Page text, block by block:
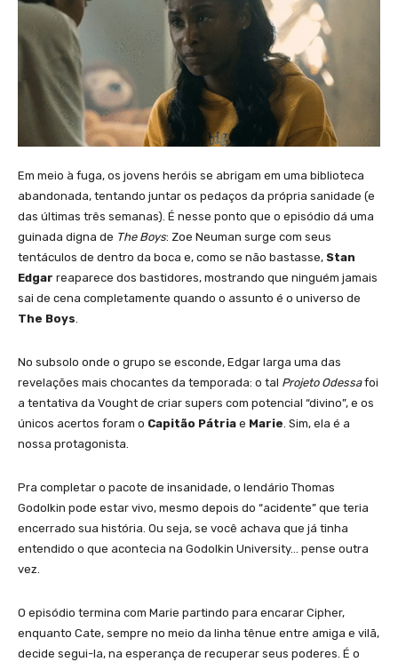
Em meio à fuga, os jovens heróis se abrigam em uma biblioteca
abandonada, tentando juntar os pedaços da própria sanidade (e
das últimas três semanas). É nesse ponto que o episódio dá uma
guinada digna de The Boys: Zoe Neuman surge com seus
tentáculos de dentro da boca e, como se não bastasse, Stan
Edgar reaparece dos bastidores, mostrando que ninguém jamais
sai de cena completamente quando o assunto é o universo de
The Boys
No subsolo onde o grupo se esconde, Edgar larga uma das
revelações mais chocantes da temporada: o tal Projeto Odessafoi
a tentativa da Vought de criar supers com potencial “divino”, e os
únicos acertos foram o Capitão Pátria e Marie . Sim, ela é a
nossa protagonista.
Pra completar o pacote de insanidade, o lendário Thomas
Godolkin pode estar vivo, mesmo depois do “acidente” que teria
encerrado sua história. Ou seja, se você achava que já tinha
entendido o que acontecia na Godolkin University… pense outra
vez.
O episódio termina com Marie partindo para encarar Cipher,
enquanto Cate, sempre no meio da linha tênue entre amiga e vilã,
decide segui-la, na esperança de recuperar seus poderes. É o